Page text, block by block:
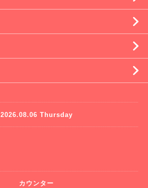
2026.08.06 Thursday
カウンター